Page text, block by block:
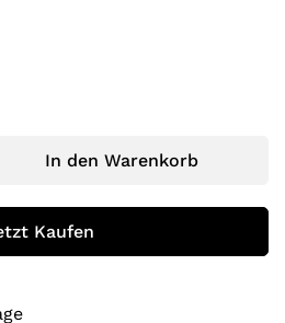
In den Warenkorb
Kaufen